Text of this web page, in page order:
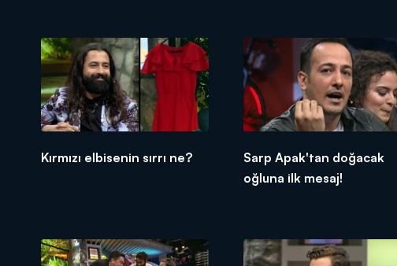
Kırmızı elbisenin sırrı ne?
Sarp Apak'tan doğacak
oğluna ilk mesaj!